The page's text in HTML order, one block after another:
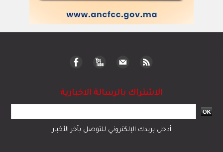
الاشتراك بالرسالة الاخبارية
أدخل بريدك الإلكتروني للتوصل بآخر الأخبار